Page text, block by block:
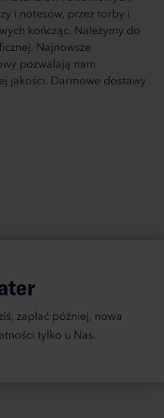
i notesów, przez torby i
kończąc. Należymy do
Najnowsze
pozwalają nam
jakości. Darmowe dostawy
zapłać później, nowa
tylko u Nas.